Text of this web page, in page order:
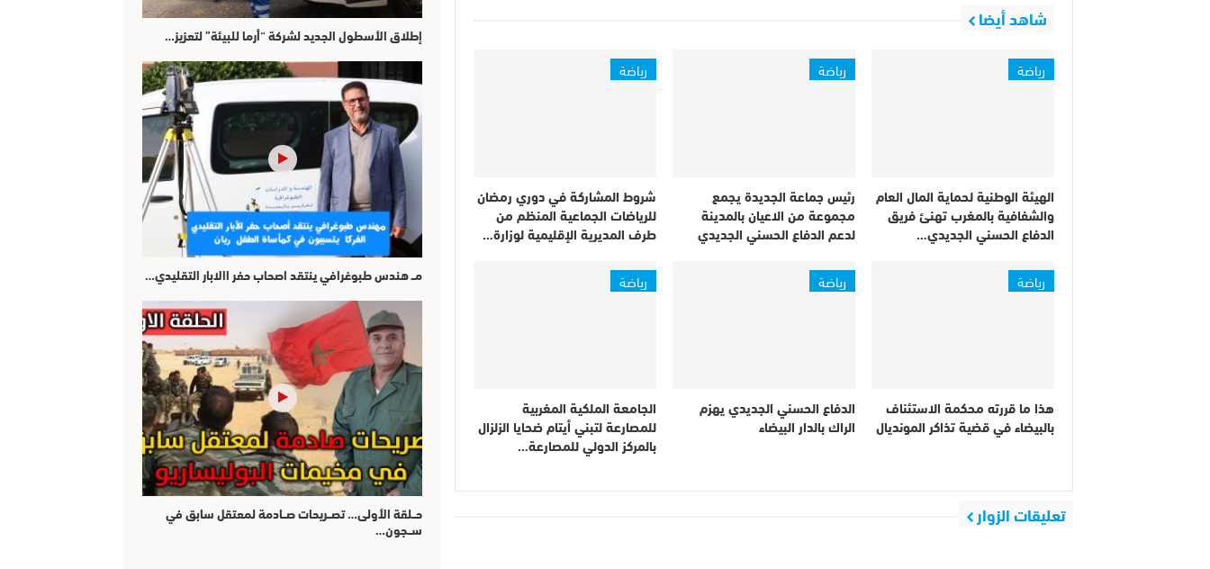
شاهد أيضا
رياضة
الهيئة الوطنية لحماية المال العام
والشفافية بالمغرب تهنئ فريق
الدفاع الحسني الجديدي…
رياضة
رئيس جماعة الجديدة يجمع
مجموعة من الاعيان بالمدينة
لدعم الدفاع الحسني الجديدي
رياضة
شروط المشاركة في دوري رمضان
للرياضات الجماعية المنظم من
طرف المديرية الإقليمية لوزارة…
رياضة
هذا ما قررته محكمة الاستئناف
بالبيضاء في قضية تذاكر المونديال
رياضة
الدفاع الحسني الجديدي يهزم
الراك بالدار البيضاء
رياضة
الجامعة الملكية المغربية
للمصارعة لتبني أيتام ضحايا الزلزال
بالمركز الدولي للمصارعة…
تعليقات الزوار
إطلاق الأسطول الجديد لشركة “أرما للبيئة” لتعزيز…
مــ هندس طبوغرافي ينتقد اصحاب حفر االابار التقليدي…
حــلقة الأولى… تصــريحات صــادمة لمعتقل سابق في
ســجون…